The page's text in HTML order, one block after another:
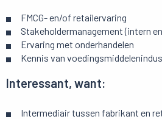
FMCG- en/of retailervaring
Stakeholdermanagement (intern
Ervaring met onderhandelen
Kennis van
Interessant, want:
Intermediair tussen fabrikant en